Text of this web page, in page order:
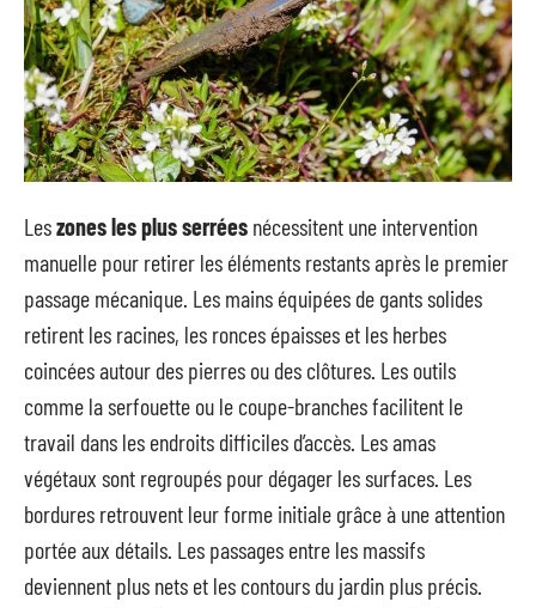
Leszones les plus serrées nécessitent une intervention
manuelle pour retirer les éléments restants après le premier
passage mécanique. Les mains équipées de gants solides
retirent les racines, les ronces épaisses et les herbes
coincées autour des pierres ou des clôtures. Les outils
comme la serfouette ou le coupe-branches facilitent le
travail dans les endroits difficiles d’accès. Les amas
végétaux sont regroupés pour dégager les surfaces. Les
bordures retrouvent leur forme initiale grâce à une attention
portée aux détails. Les passages entre les massifs
deviennent plus nets et les contours du jardin plus précis.